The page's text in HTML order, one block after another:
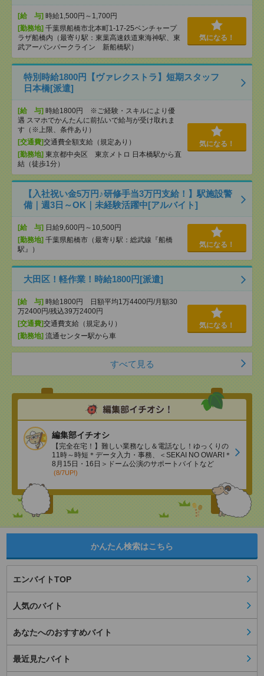
[給 与] 時給1,500円～1,700円
[勤務地] 千葉県船橋市北本町1-17-25ベンチャープ
ラザ船橋内（最寄り駅：東葉高速鉄道東海神駅、東
武アーバンパークライン 新船橋駅）
気になる！
特別時給1800円【ヴァレクストラ】短期スタッフ
日本橋[派遣]
[給 与] 時給1800円 ※ご経験・スキルにより優
遇 スマホでかんたんに前払いで給与が受け取れま
す（※上限、条件あり）
[交通費]交通費全額支給（規定あり）
[勤務地] 東京都中央区 東京メトロ 日本橋駅から直
結（徒歩1分）
気になる！
【入社祝い金5万円♪研修手当3万円支給！】駅施設警
備｜週3日～OK｜未経験活躍中[アルバイト]
[給 与] 日給9,600円～10,500円
[勤務地] 千葉県船橋市（最寄り駅：総武線『船橋
駅』）
気になる！
大田区！軽作業！時給1800円[派遣]
[給 与] 時給1800円 日額平均1万4400円/月額30
万2400円/残込39万2400円
[交通費]交通費支給（規定あり）
[勤務地] 流通センター駅から車
気になる！
すべて見る
編集部イチオシ
【完全在宅！】難しい業務なし＆電話なし！ゆっくりの
11時～時短＊データ入力・事務、＜SEKAI NO OWARI＊
8月15日・16日＞ドーム公演のサポートバイトなど
(8/7UP!)
かんたん検索はこちら
エンバイトTOP
人気のバイト
あなたへのおすすめバイト
最近見たバイト